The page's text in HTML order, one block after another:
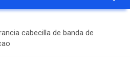
cabecilla de banda de